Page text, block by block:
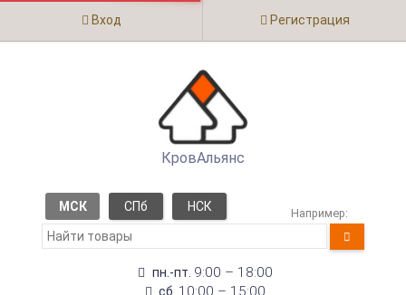
Вход Регистрация
КровАльянс
МСК СПб НСК Например:
пн.-пт. 9:00 – 18:00
сб. 10:00 – 15:00